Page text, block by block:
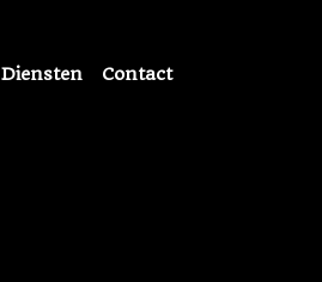
Diensten Contact